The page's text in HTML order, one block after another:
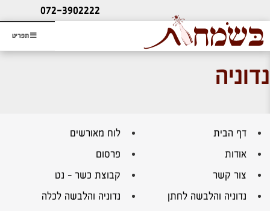
תפריט
ליעוץ חינם
והזמנת כרטיס שמחות
072-3902222
נדוניה
דף הבית
לוח מאורשים
אודות
פרסום
צור קשר
קבוצת כשר – נט
נדוניה והלבשה לחתן
נדוניה והלבשה לכלה